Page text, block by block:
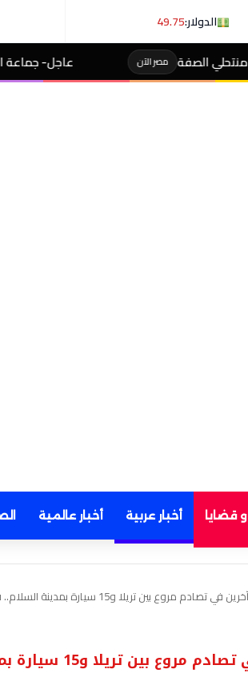
الدولار:49.75
عاجل- جماعة الحوثي تعلن استهداف
قضايا أخبار عربية أخبار عالمية
عاجل- وفاة شخص وإصابة 20 آخرين في تصادم